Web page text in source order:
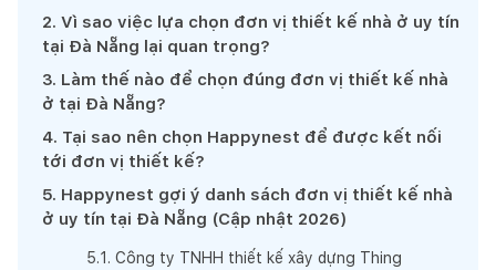
2. Vì sao việc lựa chọn đơn vị thiết kế nhà ở uy tín
tại Đà Nẵng lại quan trọng?
3. Làm thế nào để chọn đúng đơn vị thiết kế nhà
ở tại Đà Nẵng?
4. Tại sao nên chọn Happynest để được kết nối
tới đơn vị thiết kế?
5. Happynest gợi ý danh sách đơn vị thiết kế nhà
ở uy tín tại Đà Nẵng (Cập nhật 2026)
5.1 . Công ty TNHH thiết kế xây dựng Thing